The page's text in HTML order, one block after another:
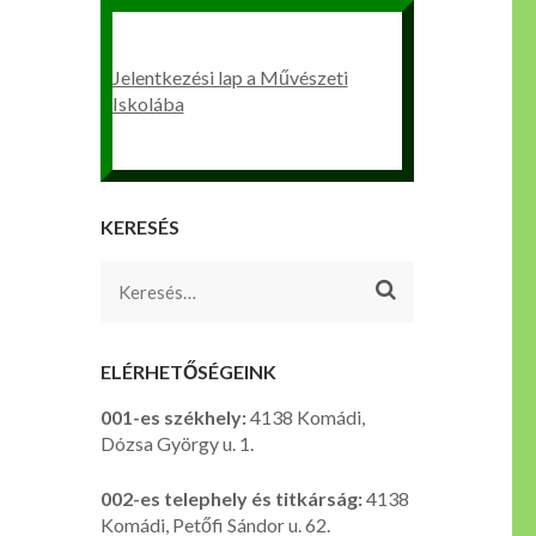
Jelentkezési lap a Művészeti
Iskolába
KERESÉS
Keresés:
ELÉRHETŐSÉGEINK
001-es székhely:4138 Komádi,
Dózsa György u. 1.
002-es telephely és titkárság:4138
Komádi, Petőfi Sándor u. 62.